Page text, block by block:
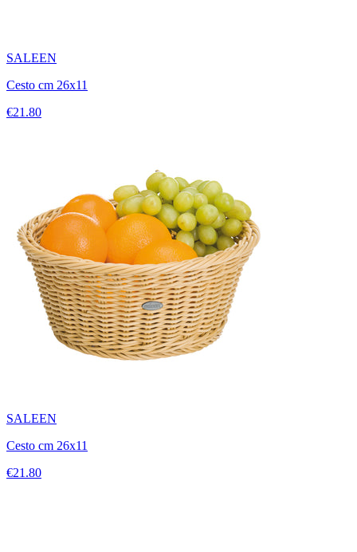
SALEEN
Cesto cm 26x11
€21.80
SALEEN
Cesto cm 26x11
€21.80